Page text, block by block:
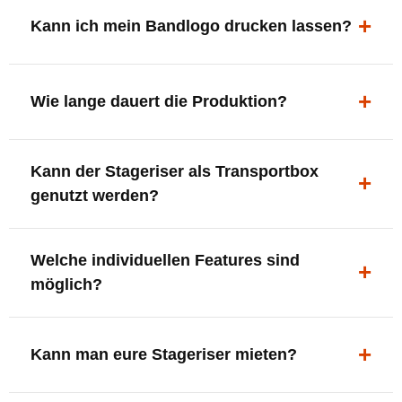
ergonomisch, sicher und gut sichtbar.
Kann ich mein Bandlogo drucken lassen?
deine Bühne, deine Marke.
Wie lange dauert die Produktion?
innerhalb Deutschlands kostenfrei.
Kann der Stageriser als Transportbox
genutzt werden?
oder Zubehör nutzen.
Welche individuellen Features sind
möglich?
XLR-Brücke / Schnittstelle
Setlist-Clip
Kann man eure Stageriser mieten?